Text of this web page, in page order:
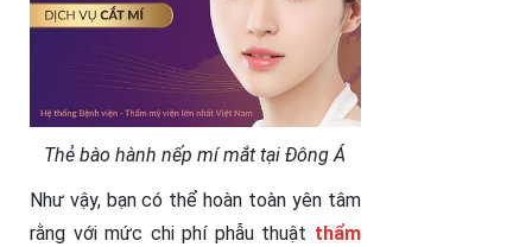
Thẻ bào hành nếp mí mắt tại Đông Á
Như vậy, bạn có thể hoàn toàn yên tâm
rằng với mức chi phí phẫu thuật thẩm